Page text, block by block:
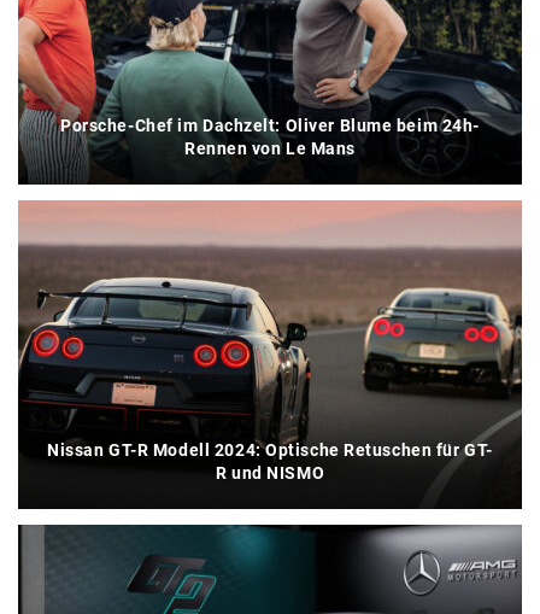
Porsche-Chef im Dachzelt: Oliver Blume beim 24h-
Rennen von Le Mans
Nissan GT-R Modell 2024: Optische Retuschen für GT-
R und NISMO